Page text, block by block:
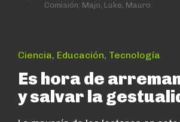
Comisión: Majo, Luke, Mauro
Ciencia, Educación, Tecnología
Es hora de
y salvar la